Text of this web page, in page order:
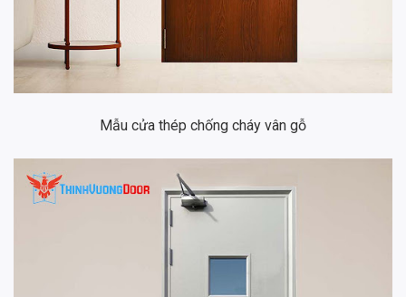
Mẫu cửa thép chống cháy vân gỗ